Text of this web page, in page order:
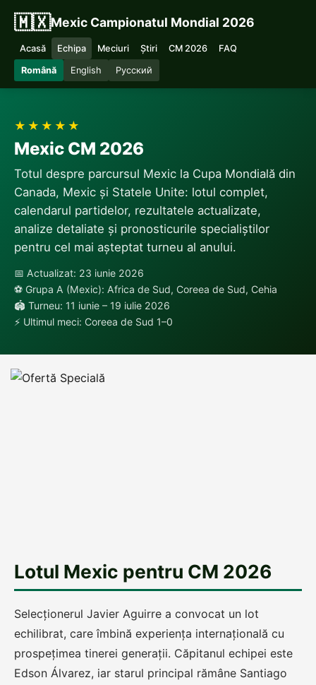
🇲🇽Mexic Campionatul Mondial 2026
Acasă Echipa Meciuri Știri CM 2026 FAQ
Română English Русский
★★★★★
Mexic CM 2026
Totul despre parcursul Mexic la Cupa Mondială din
Canada, Mexic și Statele Unite: lotul complet,
calendarul partidelor, rezultatele actualizate,
analize detaliate și pronosticurile specialiștilor
pentru cel mai așteptat turneu al anului.
📅 Actualizat: 23 iunie 2026
⚽ Grupa A (Mexic): Africa de Sud, Coreea de Sud, Cehia
🏟 Turneu: 11 iunie – 19 iulie 2026
⚡ Ultimul meci: Coreea de Sud 1–0
Lotul Mexic pentru CM 2026
Selecționerul Javier Aguirre a convocat un lot
echilibrat, care îmbină experiența internațională cu
prospețimea tinerei generații. Căpitanul echipei este
Edson Álvarez, iar starul principal rămâne Santiago